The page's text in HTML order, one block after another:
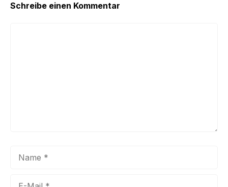
Schreibe einen Kommentar